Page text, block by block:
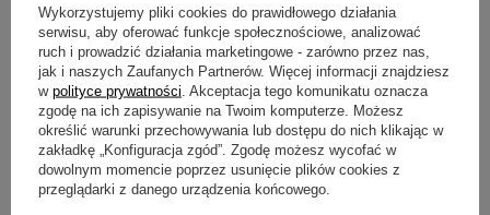
dopasowanie bez ucisku, stopa oddycha.
Wszechstronne zastosowanie, joga, pilates, barre,
reformer i inne zajęcia boso.
Rozmiar uniwersalny , dopasowuje się do większości
stóp.
Parametry
Parametr Wartość
Specyfikacja
Formy płatności
Dostawa i zwroty
Wykorzystujemy pliki cookies do prawidłowego działania
serwisu, aby oferować funkcje społecznościowe, analizować
ruch i prowadzić działania marketingowe - zarówno przez nas,
jak i naszych Zaufanych Partnerów. Więcej informacji znajdziesz
w polityce prywatności . Akceptacja tego komunikatu oznacza
zgodę na ich zapisywanie na Twoim komputerze. Możesz
określić warunki przechowywania lub dostępu do nich klikając w
zakładkę „Konfiguracja zgód”. Zgodę możesz wycofać w
dowolnym momencie poprzez usunięcie plików cookies z
przeglądarki z danego urządzenia końcowego.